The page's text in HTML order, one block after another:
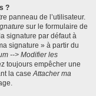
?
panneau de l’utilisateur.
sur le formulaire de
signature par défaut à
signature » à partir du
--> Modifier les
toujours empêcher une
la caseAttacher ma